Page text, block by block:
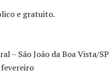
e gratuito.
– São João da Boa Vista/SP